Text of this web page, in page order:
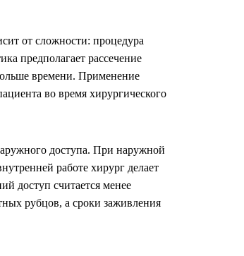
от сложности: процедура
предполагает рассечение
времени. Применение
во время хирургического
доступа. При наружной
работе хирург делает
доступ считается менее
рубцов, а сроки заживления